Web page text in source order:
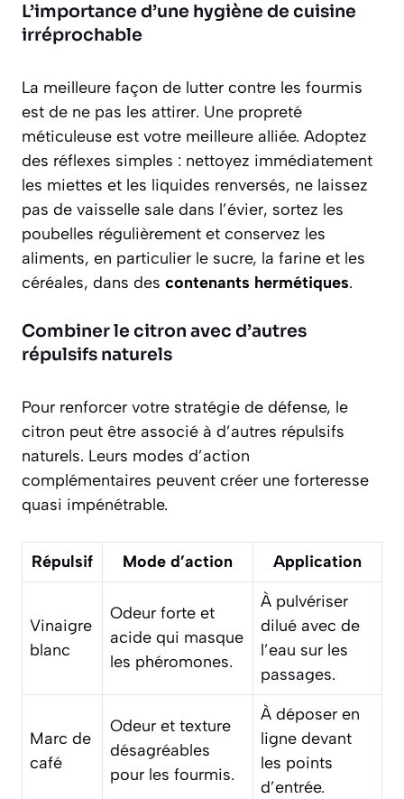
L’importance d’une hygiène de cuisine
irréprochable
La meilleure façon de lutter contre les fourmis
est de ne pas les attirer. Une propreté
méticuleuse est votre meilleure alliée. Adoptez
des réflexes simples : nettoyez immédiatement
les miettes et les liquides renversés, ne laissez
pas de vaisselle sale dans l’évier, sortez les
poubelles régulièrement et conservez les
aliments, en particulier le sucre, la farine et les
céréales, dans des contenants hermétiques.
Combiner le citron avec d’autres
répulsifs naturels
Pour renforcer votre stratégie de défense, le
citron peut être associé à d’autres répulsifs
naturels. Leurs modes d’action
complémentaires peuvent créer une forteresse
quasi impénétrable.
Répulsif Mode d’action Application
Vinaigre
blanc
Odeur forte et
acide qui masque
les phéromones.
À pulvériser
dilué avec de
l’eau sur les
passages.
Marc de
café
Odeur et texture
désagréables
pour les fourmis.
À déposer en
ligne devant
les points
d’entrée.